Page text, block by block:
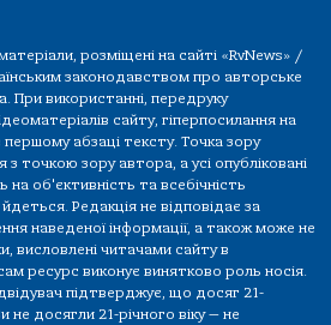
розміщені на сайті «RvNews» /
законодавством про авторське
При використанні, передруку
сайту, гіперпосилання на
абзаці тексту. Точка зору
з точкою зору автора, а усі опубліковані
об'єктивність та всебічність
Редакція не відповідає за
наведеної інформації, а також може не
висловлені читачами сайту в
ресурс виконує винятково роль носія.
підтверджує, що досяг 21-
не досягли 21-річного віку — не